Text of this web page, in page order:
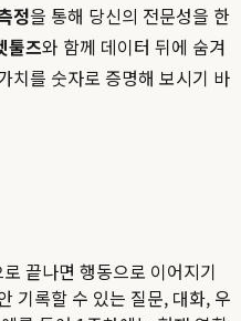
정을 통해 당신의 전문성을 한
툴즈와 함께 데이터 뒤에 숨겨
치를 숫자로 증명해 보시기 바
끝나면 행동으로 이어지기
기록할 수 있는 질문, 대화, 우